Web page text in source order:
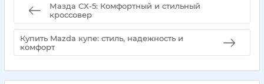
Мазда CX-5: Комфортный и стильный
кроссовер
Купить Mazda купе: стиль, надежность и
комфорт